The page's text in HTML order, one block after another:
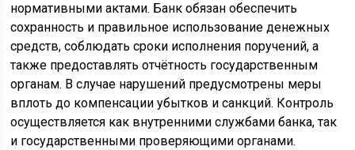
нормативными актами. Банк обязан обеспечить
сохранность и правильное использование денежных
средств, соблюдать сроки исполнения поручений, а
также предоставлять отчётность государственным
органам. В случае нарушений предусмотрены меры
вплоть до компенсации убытков и санкций. Контроль
осуществляется как внутренними службами банка, так
и государственными проверяющими органами.